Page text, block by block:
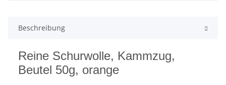
Beschreibung
Reine Schurwolle, Kammzug,
Beutel 50g, orange